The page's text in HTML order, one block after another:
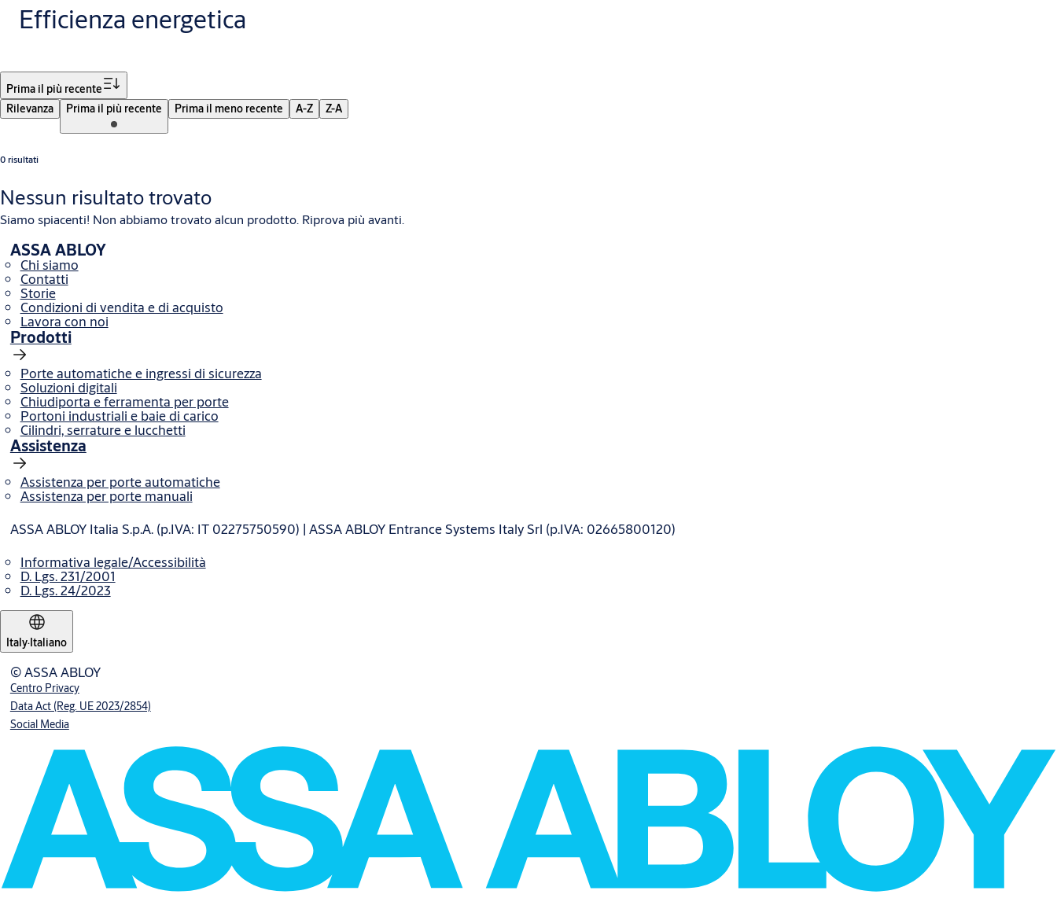
Efficienza energetica
Prima il più recente
Rilevanza
Prima il più recente Prima il meno recente A-Z Z-A
0 risultati
Nessun risultato trovato
Siamo spiacenti! Non abbiamo trovato alcun prodotto. Riprova più avanti.
ASSA ABLOY
Chi siamo
Contatti
Storie
Condizioni di vendita e di acquisto
Lavora con noi
Prodotti
Porte automatiche e ingressi di sicurezza
Soluzioni digitali
Chiudiporta e ferramenta per porte
Portoni industriali e baie di carico
Cilindri, serrature e lucchetti
Assistenza
Assistenza per porte automatiche
Assistenza per porte manuali
ASSA ABLOY Italia S.p.A. (p.IVA: IT 02275750590) | ASSA ABLOY Entrance Systems Italy Srl (p.IVA: 02665800120)
Informativa legale/Accessibilità
D. Lgs. 231/2001
D. Lgs. 24/2023
Italy·Italiano
© ASSA ABLOY
Centro Privacy
Data Act (Reg. UE 2023/2854)
Social Media